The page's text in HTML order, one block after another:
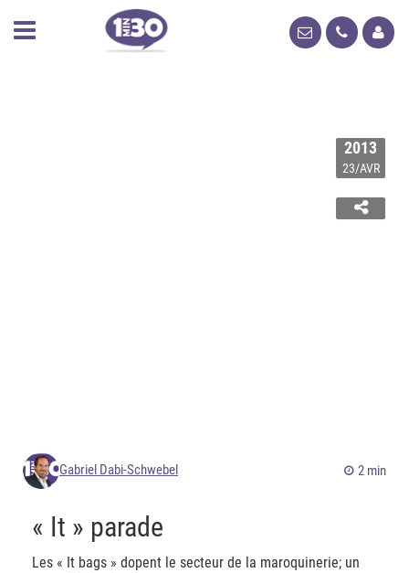
2013
23/AVR
Gabriel Dabi-Schwebel 2 min
« It » parade
Les « It bags » dopent le secteur de la maroquinerie; un